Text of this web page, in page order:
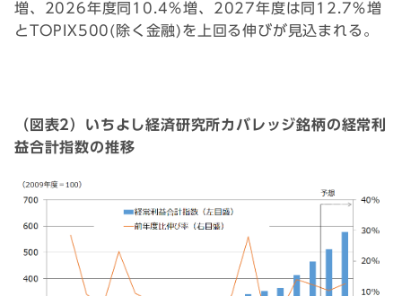
増、2026年度同10.4％増、2027年度は同12.7％増
とTOPIX500(除く金融)を上回る伸びが見込まれる。
（図表2）いちよし経済研究所カバレッジ銘柄の経常利
益合計指数の推移